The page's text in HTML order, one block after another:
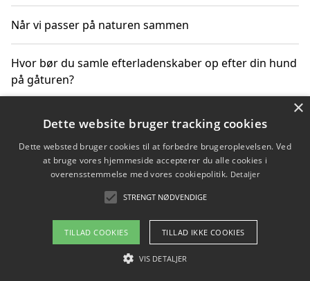
Når vi passer på naturen sammen
Hvor bør du samle efterladenskaber op efter din hund
på gåturen?
Sådan rydder du effektivt op efter et stort event
Copyright 2026 - Pilanto Aps
Om / kontakt
Blog Betingelser
×
Dette website bruger tracking cookies
Dette websted bruger cookies til at forbedre brugeroplevelsen. Ved
at bruge vores hjemmeside accepterer du alle cookies i
overensstemmelse med vores cookiepolitik. Detaljer
STRENGT NØDVENDIGE
TILLAD COOKIES TILLAD IKKE COOKIES
VIS DETALJER